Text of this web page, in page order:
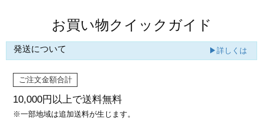
お買い物クイックガイド
発送について ▶詳しくは
ご注文金額合計
10,000円以上で送料無料
※一部地域は追加送料が生じます。